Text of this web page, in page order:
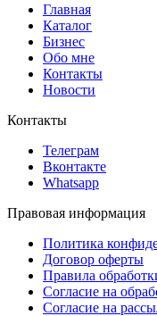
Главная
Каталог
Бизнес
Обо мне
Контакты
Новости
Контакты
Телеграм
Вконтакте
Whatsapp
Правовая информация
Политика
Договор оферты
Правила
Согласие на
Согласие на